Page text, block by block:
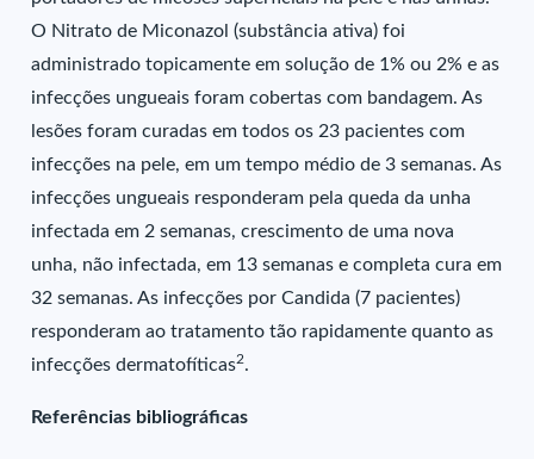
O Nitrato de Miconazol (substância ativa) foi
administrado topicamente em solução de 1% ou 2% e as
infecções ungueais foram cobertas com bandagem. As
lesões foram curadas em todos os 23 pacientes com
infecções na pele, em um tempo médio de 3 semanas. As
infecções ungueais responderam pela queda da unha
infectada em 2 semanas, crescimento de uma nova
unha, não infectada, em 13 semanas e completa cura em
32 semanas. As infecções por Candida (7 pacientes)
responderam ao tratamento tão rapidamente quanto as
infecções dermatofíticas2.
Referências bibliográficas